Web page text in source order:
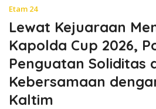
Etam 24
Lewat Kejuaraan
Kapolda Cup 2026,
Penguatan Soliditas
Kebersamaan
Kaltim